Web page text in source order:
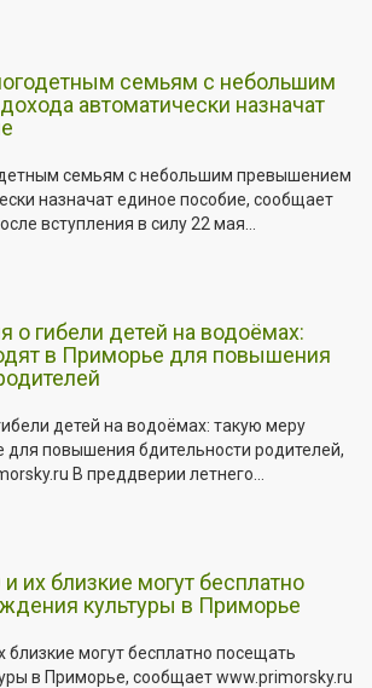
семьям с небольшим
автоматически назначат
семьям с небольшим превышением
назначат единое пособие, сообщает
вступления в силу 22 мая...
о гибели детей на водоёмах:
в Приморье для повышения
детей на водоёмах: такую меру
для повышения бдительности родителей,
В преддверии летнего...
их близкие могут бесплатно
культуры в Приморье
близкие могут бесплатно посещать
в Приморье, сообщает www.primorsky.ru